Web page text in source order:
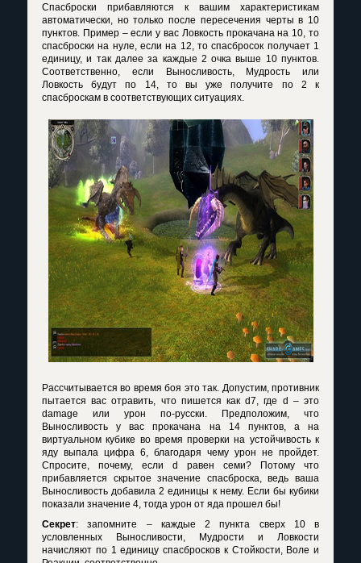
Спасброски прибавляются к вашим характеристикам
автоматически, но только после пересечения черты в 10
пунктов. Пример – если у вас Ловкость прокачана на 10, то
спасброски на нуле, если на 12, то спасбросок получает 1
единицу, и так далее за каждые 2 очка выше 10 пунктов.
Соответственно, если Выносливость, Мудрость или
Ловкость будут по 14, то вы уже получите по 2 к
спасброскам в соответствующих ситуациях.
Рассчитывается во время боя это так. Допустим, противник
пытается вас отравить, что пишется какd7, где d – это
damage или урон по-русски. Предположим, что
Выносливость у вас прокачана на 14 пунктов, а на
виртуальном кубике во время проверки на устойчивость к
яду выпала цифра 6, благодаря чему урон не пройдет.
Спросите, почему, если d равен семи? Потому что
прибавляется скрытое значение спасброска, ведь ваша
Выносливость добавила 2 единицы к нему. Если бы кубики
показали значение 4, тогда урон от яда прошел бы!
Секрет: запомните – каждые 2 пункта сверх 10 в
условленных Выносливости, Мудрости и Ловкости
начисляют по 1 единицу спасбросков к Стойкости, Воле и